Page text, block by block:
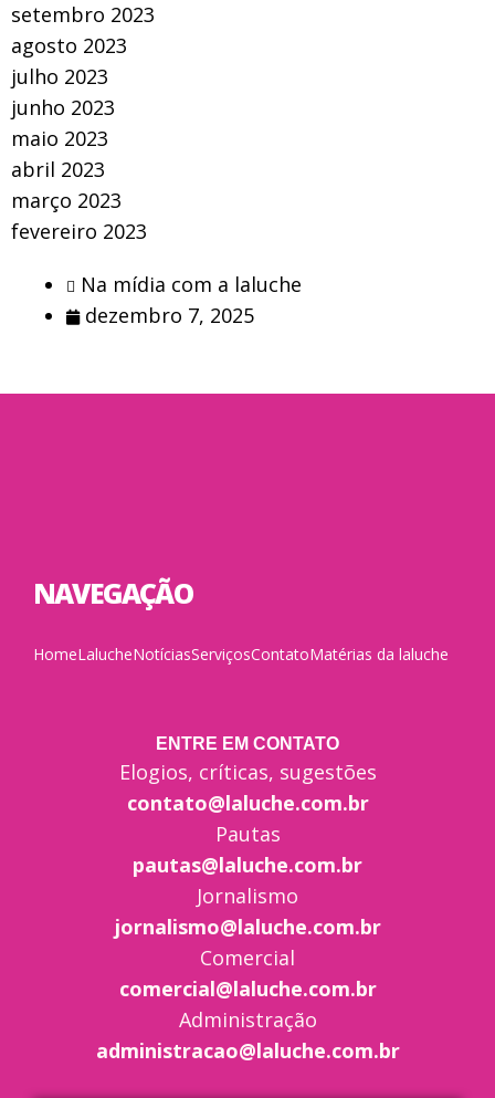
setembro 2023
agosto 2023
julho 2023
junho 2023
maio 2023
abril 2023
março 2023
fevereiro 2023
Na mídia com a laluche
dezembro 7, 2025
NAVEGAÇÃO
HomeLalucheNotíciasServiçosContatoMatérias da laluche
ENTRE EM CONTATO
Elogios, críticas, sugestões
contato@laluche.com.br
Pautas
pautas@laluche.com.br
Jornalismo
jornalismo@laluche.com.br
Comercial
comercial@laluche.com.br
Administração
administracao@laluche.com.br